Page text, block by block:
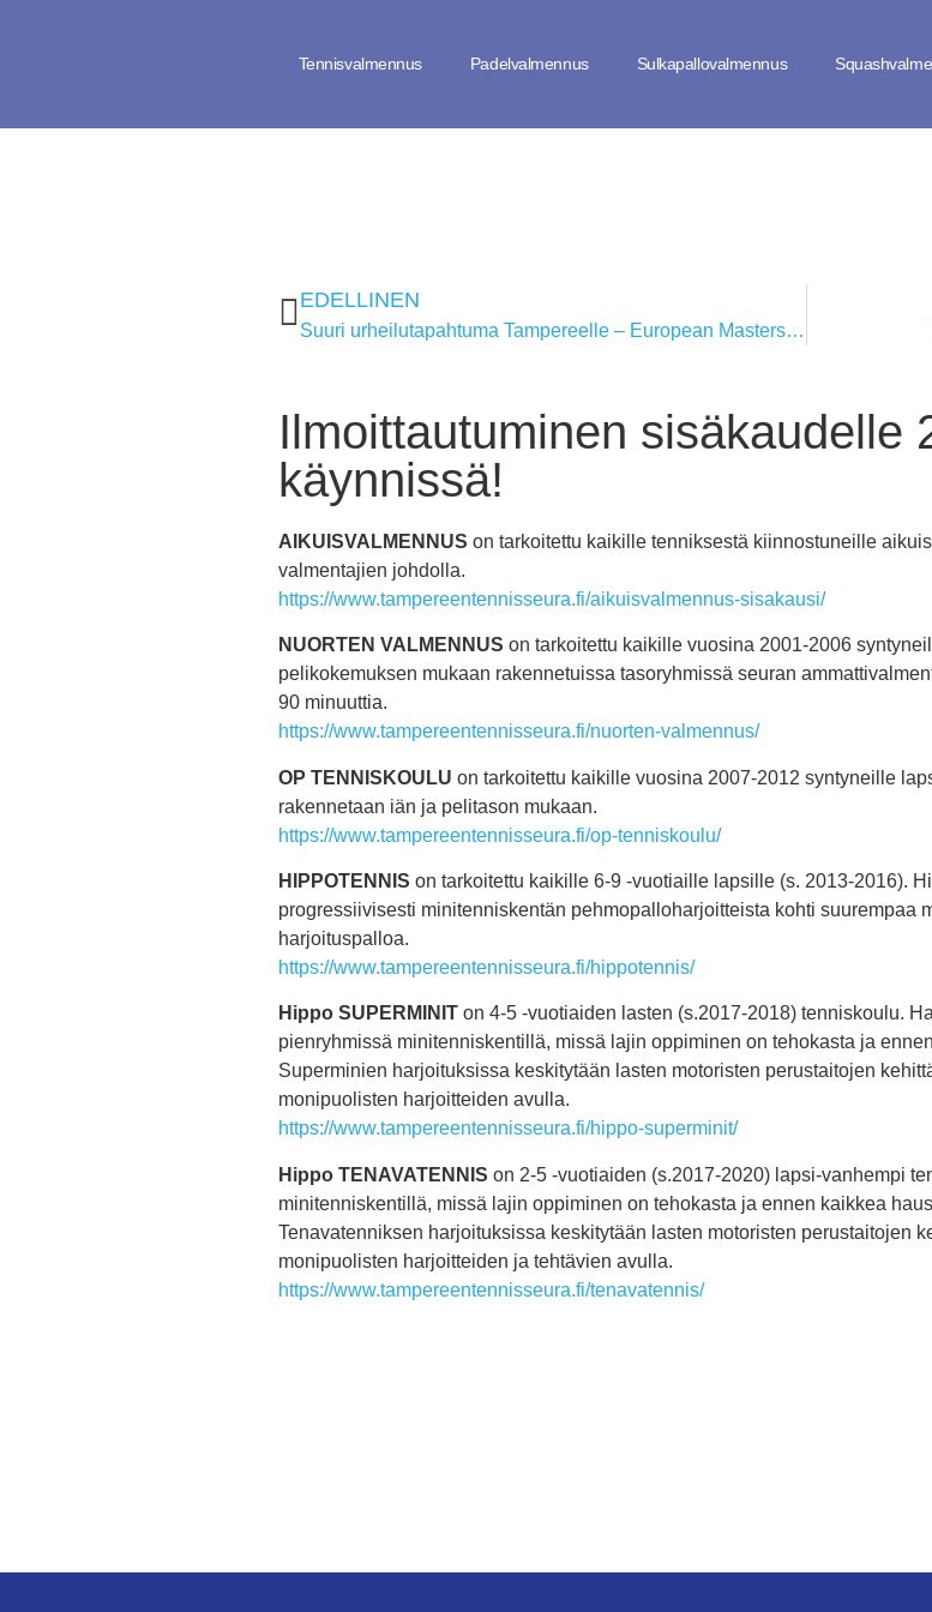
Tennisvalmennus Padelvalmennus Sulkapallovalmennus
EDELLINEN
Suuri urheilutapahtuma Tampereelle – European Masters Games 2023
Ilmoittautuminen sisäkaudelle
käynnissä!
AIKUISVALMENNUS on tarkoitettu kaikille tenniksestä kiinnostuneille
valmentajien johdolla.
https://www.tampereentennisseura.fi/aikuisvalmennus-sisakausi/
NUORTEN VALMENNUS on tarkoitettu kaikille vuosina 2001-2006
pelikokemuksen mukaan rakennetuissa tasoryhmissä seuran
90 minuuttia.
https://www.tampereentennisseura.fi/nuorten-valmennus/
OP TENNISKOULU on tarkoitettu kaikille vuosina 2007-2012 syntyneille
rakennetaan iän ja pelitason mukaan.
https://www.tampereentennisseura.fi/op-tenniskoulu/
HIPPOTENNIS on tarkoitettu kaikille 6-9 -vuotiaille lapsille (s. 2013-2016).
progressiivisesti minitenniskentän pehmopalloharjoitteista kohti suurempaa
harjoituspalloa.
https://www.tampereentennisseura.fi/hippotennis/
Hippo SUPERMINIT on 4-5 -vuotiaiden lasten (s.2017-2018) tenniskoulu.
pienryhmissä minitenniskentillä, missä lajin oppiminen on tehokasta ja
Superminien harjoituksissa keskitytään lasten motoristen perustaitojen
monipuolisten harjoitteiden avulla.
https://www.tampereentennisseura.fi/hippo-superminit/
Hippo TENAVATENNIS on 2-5 -vuotiaiden (s.2017-2020) lapsi-vanhempi
minitenniskentillä, missä lajin oppiminen on tehokasta ja ennen kaikkea
Tenavatenniksen harjoituksissa keskitytään lasten motoristen perustaitojen
monipuolisten harjoitteiden ja tehtävien avulla.
https://www.tampereentennisseura.fi/tenavatennis/